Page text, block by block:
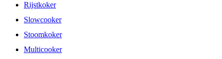
Rijstkoker
Slowcooker
Stoomkoker
Multicooker